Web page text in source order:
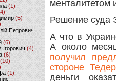
(1)
(5)
Петрович
(6)
(4)
(6)
(1)
менталитетом
Решение суда
А что в
А около
получил
стороне
деньги